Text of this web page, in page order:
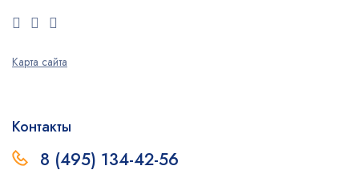
Карта сайта
Контакты
8 (495) 134-42-56